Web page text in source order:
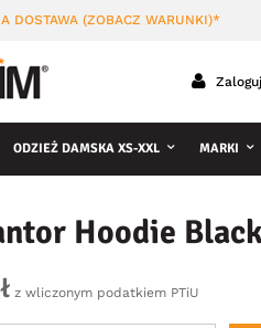
DOSTAWA (ZOBACZ WARUNKI)*
ODZIEŻ DAMSKA XS-XXL MARKI
Hoodie Black
z wliczonym podatkiem PTiU